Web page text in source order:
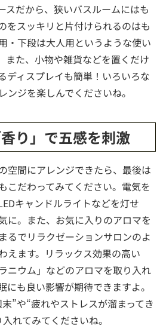
スだから、狭いバスルームにはも
をスッキリと片付けられるのはも
・下段は大人用というような使い
また、小物や雑貨などを置くだけ
ディスプレイも簡単！いろいろな
ンジを楽しんでくださいね。
香り」で五感を刺激
空間にアレンジできたら、最後は
こだわってみてください。電気を
キャンドルライトなどを灯せ
に。また、お気に入りのアロマを
るでリラクゼーションサロンのよ
えます。リラックス効果の高い
ニウム」などのアロマを取り入れ
にも良い影響が期待できますよ。
”や“疲れやストレスが溜まってき
れてみてくださいね。